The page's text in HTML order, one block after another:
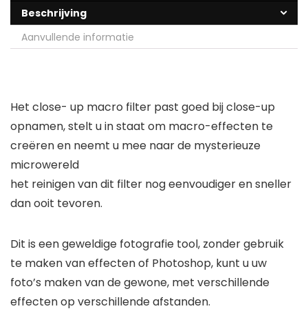
Beschrijving
Aanvullende informatie
Het close- up macro filter past goed bij close-up
opnamen, stelt u in staat om macro-effecten te
creëren en neemt u mee naar de mysterieuze
microwereld
het reinigen van dit filter nog eenvoudiger en sneller
dan ooit tevoren.
Dit is een geweldige fotografie tool, zonder gebruik
te maken van effecten of Photoshop, kunt u uw
foto’s maken van de gewone, met verschillende
effecten op verschillende afstanden.